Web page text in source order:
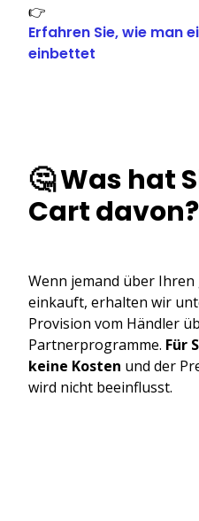
👉
Erfahren Sie, wie man
einbettet
🤔 Was hat
Cart davon?
Wenn jemand über
einkauft, erhalten wir
Provision vom Händler
Partnerprogramme. Für
keine Kosten und der
wird nicht beeinflusst.